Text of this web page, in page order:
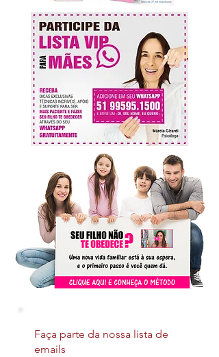
Faça parte da nossa lista de
emails